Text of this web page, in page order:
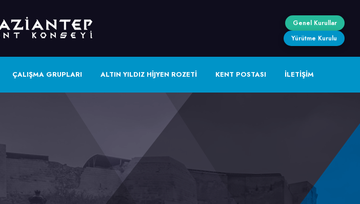
ÇALIŞMA GRUPLARI ALTIN YILDIZ HİJYEN ROZETİ KENT POSTASI İLETİŞİM
Genel Kurullar
Yürütme Kurulu